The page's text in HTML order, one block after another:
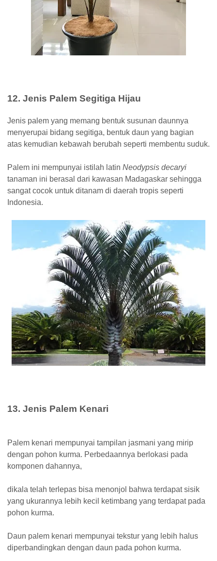
12. Jenis Palem Segitiga Hijau
Jenis palem yang memang bentuk susunan daunnya
menyerupai bidang segitiga, bentuk daun yang bagian
atas kemudian kebawah berubah seperti membentu suduk.
Palem ini mempunyai istilah latin Neodypsis decaryi
tanaman ini berasal dari kawasan Madagaskar sehingga
sangat cocok untuk ditanam di daerah tropis seperti
Indonesia.
13. Jenis Palem Kenari
Palem kenari mempunyai tampilan jasmani yang mirip
dengan pohon kurma. Perbedaannya berlokasi pada
komponen dahannya,
dikala telah terlepas bisa menonjol bahwa terdapat sisik
yang ukurannya lebih kecil ketimbang yang terdapat pada
pohon kurma.
Daun palem kenari mempunyai tekstur yang lebih halus
diperbandingkan dengan daun pada pohon kurma.